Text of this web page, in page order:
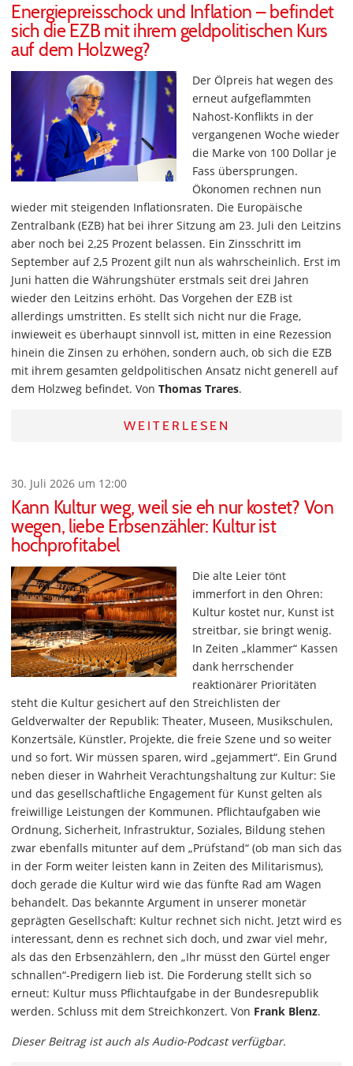
Energiepreisschock und Inflation – befindet
sich die EZB mit ihrem geldpolitischen Kurs
auf dem Holzweg?
Der Ölpreis hat wegen des
erneut aufgeflammten
Nahost-Konflikts in der
vergangenen Woche wieder
die Marke von 100 Dollar je
Fass übersprungen.
Ökonomen rechnen nun
wieder mit steigenden Inflationsraten. Die Europäische
Zentralbank (EZB) hat bei ihrer Sitzung am 23. Juli den Leitzins
aber noch bei 2,25 Prozent belassen. Ein Zinsschritt im
September auf 2,5 Prozent gilt nun als wahrscheinlich. Erst im
Juni hatten die Währungshüter erstmals seit drei Jahren
wieder den Leitzins erhöht. Das Vorgehen der EZB ist
allerdings umstritten. Es stellt sich nicht nur die Frage,
inwieweit es überhaupt sinnvoll ist, mitten in eine Rezession
hinein die Zinsen zu erhöhen, sondern auch, ob sich die EZB
mit ihrem gesamten geldpolitischen Ansatz nicht generell auf
dem Holzweg befindet. Von Thomas Trares.
WEITERLESEN
30. Juli 2026 um 12:00
Kann Kultur weg, weil sie eh nur kostet? Von
wegen, liebe Erbsenzähler: Kultur ist
hochprofitabel
Die alte Leier tönt
immerfort in den Ohren:
Kultur kostet nur, Kunst ist
streitbar, sie bringt wenig.
In Zeiten „klammer“ Kassen
dank herrschender
reaktionärer Prioritäten
steht die Kultur gesichert auf den Streichlisten der
Geldverwalter der Republik: Theater, Museen, Musikschulen,
Konzertsäle, Künstler, Projekte, die freie Szene und so weiter
und so fort. Wir müssen sparen, wird „gejammert“. Ein Grund
neben dieser in Wahrheit Verachtungshaltung zur Kultur: Sie
und das gesellschaftliche Engagement für Kunst gelten als
freiwillige Leistungen der Kommunen. Pflichtaufgaben wie
Ordnung, Sicherheit, Infrastruktur, Soziales, Bildung stehen
zwar ebenfalls mitunter auf dem „Prüfstand“ (ob man sich das
in der Form weiter leisten kann in Zeiten des Militarismus),
doch gerade die Kultur wird wie das fünfte Rad am Wagen
behandelt. Das bekannte Argument in unserer monetär
geprägten Gesellschaft: Kultur rechnet sich nicht. Jetzt wird es
interessant, denn es rechnet sich doch, und zwar viel mehr,
als das den Erbsenzählern, den „Ihr müsst den Gürtel enger
schnallen“-Predigern lieb ist. Die Forderung stellt sich so
erneut: Kultur muss Pflichtaufgabe in der Bundesrepublik
werden. Schluss mit dem Streichkonzert. Von Frank Blenz.
Dieser Beitrag ist auch als Audio-Podcast verfügbar.